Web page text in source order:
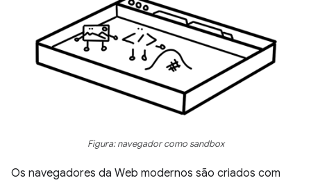
Figura: navegador como sandbox
Os navegadores da Web modernos são criados com